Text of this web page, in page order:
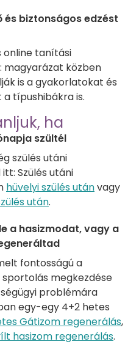
és biztonságos edzést
tanítási
közben
is a gyakorlatokat és
típushibákra is.
ha
szültél
szülés utáni
Szülés utáni
hüvelyi szülés utánvagy
után.
a hasizmodat, vagy a
fontosságú a
megkezdése
problémára
egy-egy 4+2 hetes
Gátizom regenerálás,
hasizom regenerálás.